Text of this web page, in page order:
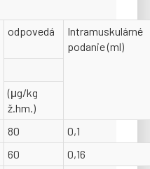
odpovedá
Intramuskulárné
podanie (ml)
(μg/kg
ž.hm.)
80
0,1
60
0,16